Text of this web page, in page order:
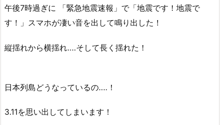
午後7時過ぎに 「緊急地震速報」で「地震です！地震で
す！」スマホが凄い音を出して鳴り出した！
縦揺れから横揺れ‥‥そして長く揺れた！
日本列島どうなっているの‥‥！
3.11を思い出してしまいます！